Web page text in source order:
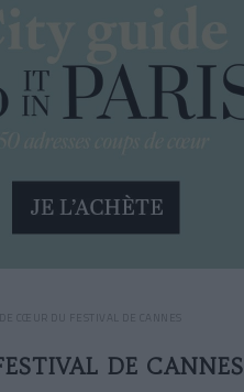
CŒUR DU FESTIVAL DE CANNES
DE CANNES